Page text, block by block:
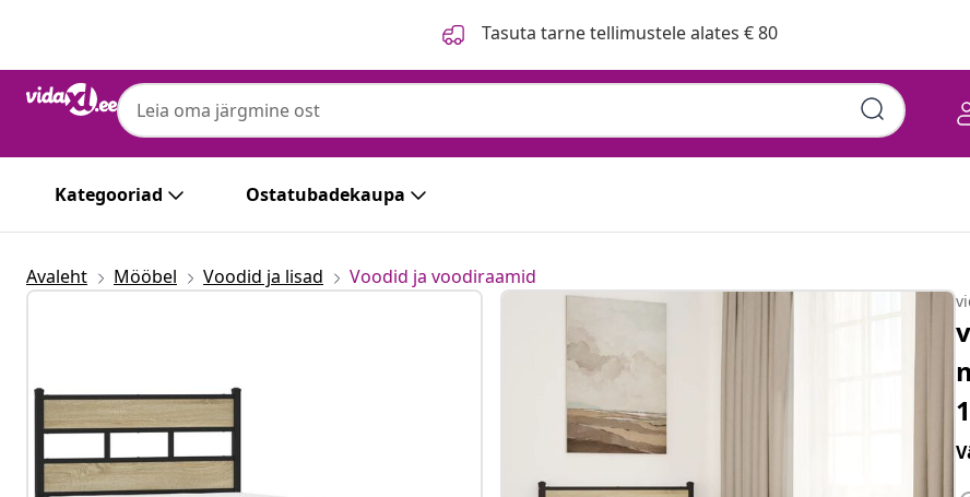
Tasuta tarne tellimustele alates € 80
Kategooriad Ostatubadekaupa
Avaleht Mööbel Voodid ja lisad Voodid ja voodiraamid